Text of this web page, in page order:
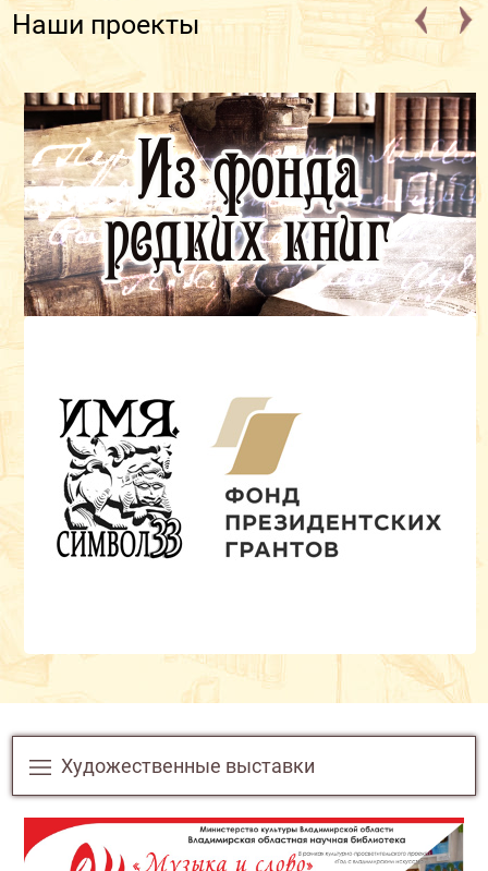
Наши проекты
Из фонда редких книг
Представляем наиболее интересные и общественно
значимые книги и инскрипты (надписи на книгах) —
свидетельства интеллектуальной жизни
Владимирской области и России.
Посмотреть
Имя. Символ33
Культурно-просветительский проект, основанный
на серии программ о людях Владимирской земли,
реализованный при поддержке Фонда
президентских грантов.
Посмотреть
Художественные выставки